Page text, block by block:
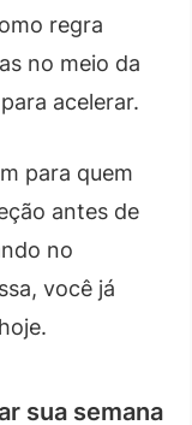
regra
no meio da
acelerar.
para quem
antes de
no
você já
sua semana